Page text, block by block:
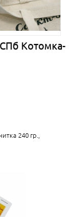
Котомка-
240 гр.,